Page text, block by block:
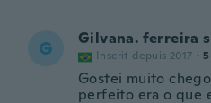
G Gilvana. ferreira
Inscrit depuis 2017 · 5
Gostei muito
perfeito era o que